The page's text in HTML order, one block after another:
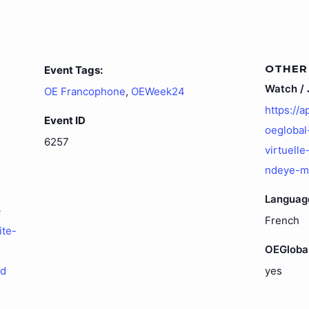
Event Tags:
OE Francophone, OEWeek24
Event ID
6257
OTHER
Watch /
https://
ndeye-
French
yes